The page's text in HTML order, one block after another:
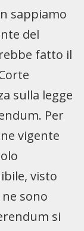
sappiamo
del
fatto il
sulla legge
Per
vigente
visto
sono
si